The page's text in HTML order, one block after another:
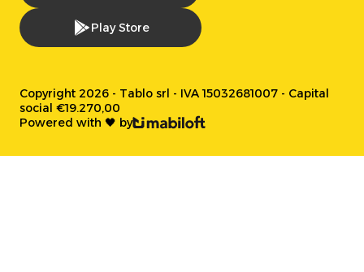
Play Store
Copyright 2026 - Tablo srl - IVA 15032681007 - Capital
social €19.270,00
Powered with 🖤 by